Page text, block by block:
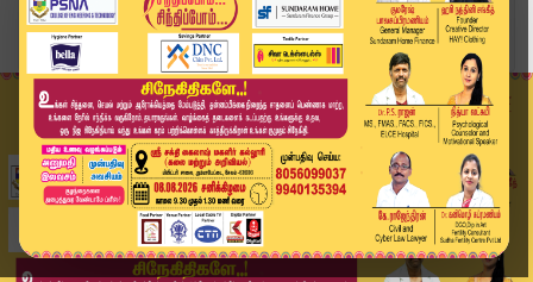
Home
வீடியோ ஸ்டோரி
பாரதியார் பிறந்தநாள்: தலைவர்கள் புகழாரம் | Modi...